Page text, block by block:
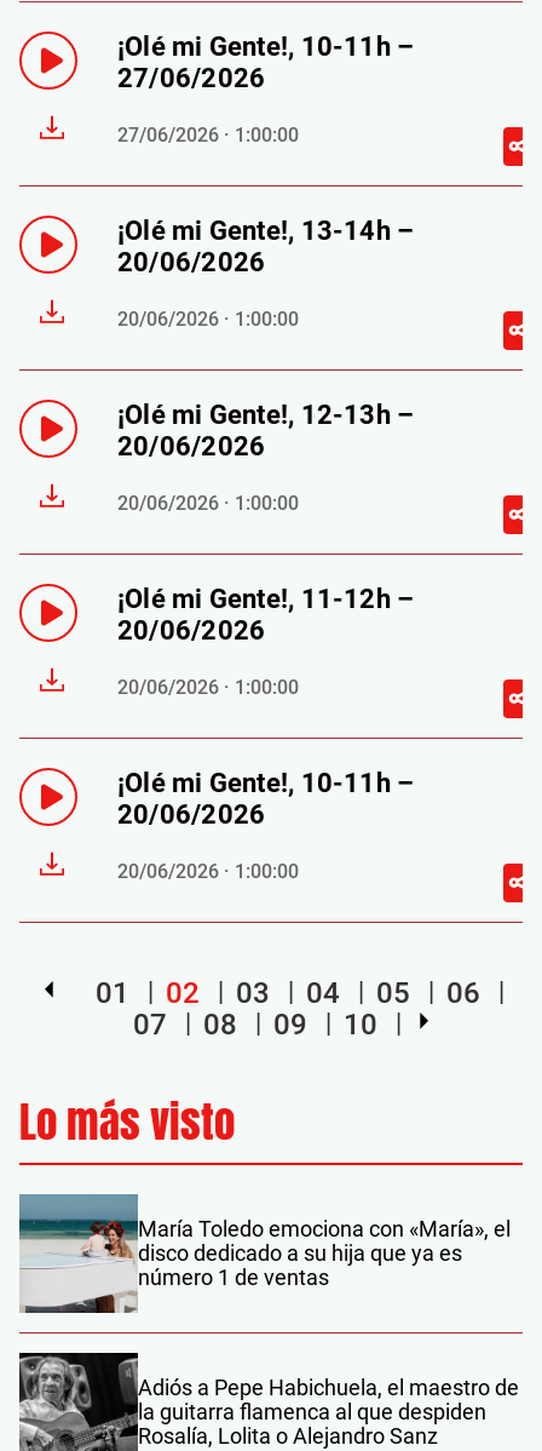
¡Olé mi Gente!, 10-11h –
27/06/2026
27/06/2026 · 1:00:00
¡Olé mi Gente!, 13-14h –
20/06/2026
20/06/2026 · 1:00:00
¡Olé mi Gente!, 12-13h –
20/06/2026
20/06/2026 · 1:00:00
¡Olé mi Gente!, 11-12h –
20/06/2026
20/06/2026 · 1:00:00
¡Olé mi Gente!, 10-11h –
20/06/2026
20/06/2026 · 1:00:00
01 02 03 04 05
06
07
08 09 10
Lo más visto
María Toledo emociona con «María», el
disco dedicado a su hija que ya es
número 1 de ventas
Adiós a Pepe Habichuela, el maestro de
la guitarra flamenca al que despiden
Rosalía, Lolita o Alejandro Sanz